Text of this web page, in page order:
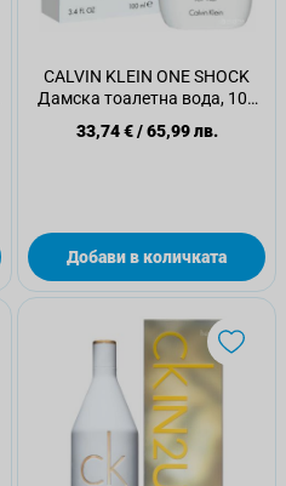
CALVIN KLEIN ONE SHOCK
Дамска тоалетна вода, 100
мл
33,74 €/65,99 лв.
Добави в количката